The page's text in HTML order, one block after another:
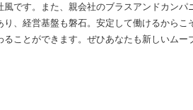
風です。また、親会社のブラスアンドカン
り、経営基盤も磐石。安定して働けるから
ることができます。ぜひあなたも新しいムー